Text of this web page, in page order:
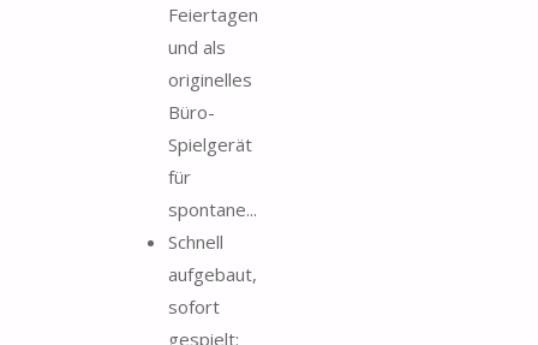
Feiertagen
und als
originelles
Büro-
Spielgerät
für
spontane...
Schnell
aufgebaut,
sofort
gespielt: